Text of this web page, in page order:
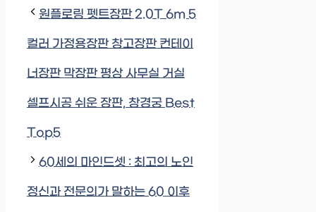
원플로링 펫트장판 2.0T 6m 5
컬러 가정용장판 창고장판 컨테이
너장판 막장판 평상 사무실 거실
셀프시공 쉬운 장판, 창경궁 Best
Top5
60세의 마인드셋 : 최고의 노인
정신과 전문의가 말하는 60 이후